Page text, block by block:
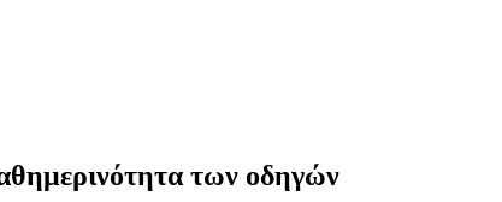
των οδηγών